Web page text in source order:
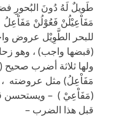
طَويلٌ لَهُ دُونَ البُحورِِ
مَفَاْعِيْلُنْ فَعُوْلُنْ مَفَاْعِلُ
للبحر الطَّوِيْل عروض
(قبضها واجب) ، وهو
ولها ثلاثة أضرب
مَفَاْعِلُ) مثل عروضته
(مَفَاْعِيْ ) – ويستحسن
قبل هذا الضرب –